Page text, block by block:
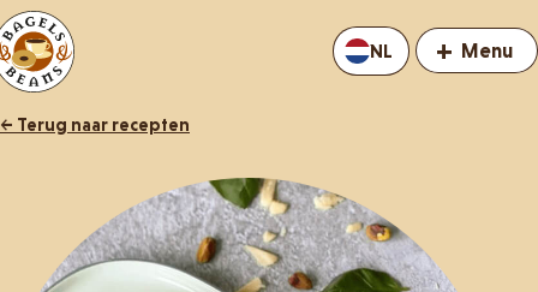
+ Menu
NL
← Terug naar recepten